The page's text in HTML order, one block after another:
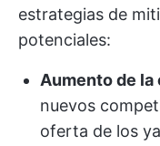
estrategias de
potenciales:
Aumento de
nuevos
oferta de los